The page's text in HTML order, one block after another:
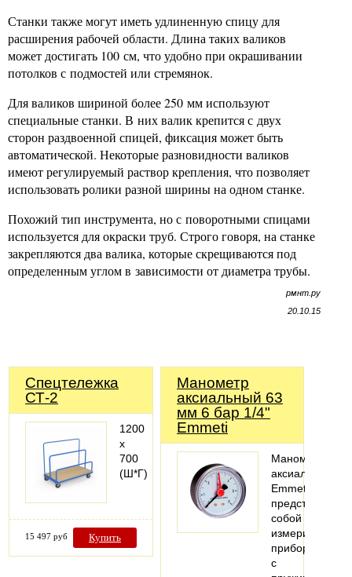
Станки также могут иметь удлиненную спицу для
расширения рабочей области. Длина таких валиков
может достигать 100 см, что удобно при окрашивании
потолков с подмостей или стремянок.
Для валиков шириной более 250 мм используют
специальные станки. В них валик крепится с двух
сторон раздвоенной спицей, фиксация может быть
автоматической. Некоторые разновидности валиков
имеют регулируемый раствор крепления, что позволяет
использовать ролики разной ширины на одном станке.
Похожий тип инструмента, но с поворотными спицами
используется для окраски труб. Строго говоря, на станке
закрепляются два валика, которые скрещиваются под
определенным углом в зависимости от диаметра трубы.
рмнт.ру
20.10.15
Cпецтележка
СТ-2
1200
х
700
(Ш*Г)
15 497 руб Купить
Манометр
аксиальный 63
мм 6 бар 1/4"
Emmeti
Манометры
аксиальные
Emmeti
представляют
собой
измерительные
приборы
с